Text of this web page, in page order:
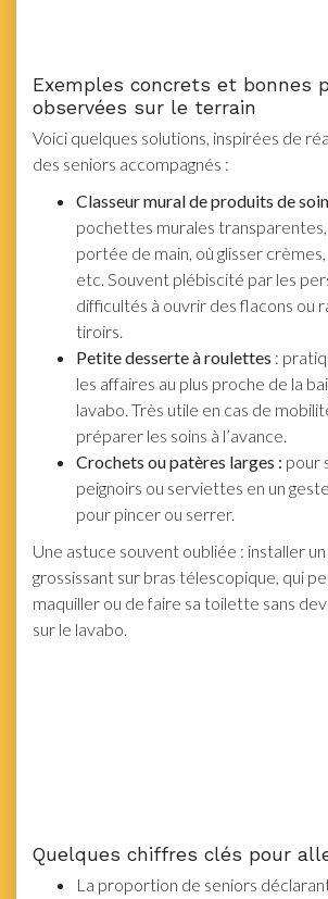
Exemples concrets et bonnes
observées sur le terrain
Voici quelques solutions, inspirées de
des seniors accompagnés :
Classeur mural de produits de
pochettes murales transparentes,
portée de main, où glisser
etc. Souvent plébiscité par les
difficultés à ouvrir des flacons ou
tiroirs.
Petite desserte à roulettes :
les affaires au plus proche de la
lavabo. Très utile en cas de
préparer les soins à l’avance.
Crochets ou patères larges : pour
peignoirs ou serviettes en un
pour pincer ou serrer.
Une astuce souvent oubliée : installer
grossissant sur bras télescopique, qui
maquiller ou de faire sa toilette sans
sur le lavabo.
Quelques chiffres clés pour
La proportion de seniors